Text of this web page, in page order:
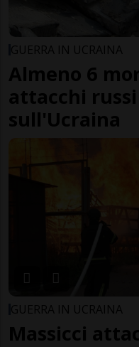
GUERRA IN UCRAINA
Almeno 6
attacchi
sull'Ucraina
GUERRA IN UCRAINA
Massicci